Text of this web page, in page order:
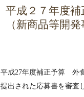
平成２７年度
（新商品等開
平成27年度補正予算 外
提出された応募書を審査